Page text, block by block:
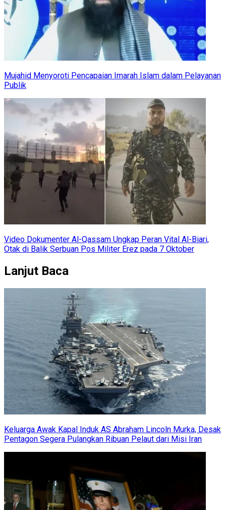
Mujahid Menyoroti Pencapaian Imarah Islam dalam Pelayanan
Publik
Video Dokumenter Al-Qassam Ungkap Peran Vital Al-Biari,
Otak di Balik Serbuan Pos Militer Erez pada 7 Oktober
Lanjut Baca
Keluarga Awak Kapal Induk AS Abraham Lincoln Murka, Desak
Pentagon Segera Pulangkan Ribuan Pelaut dari Misi Iran